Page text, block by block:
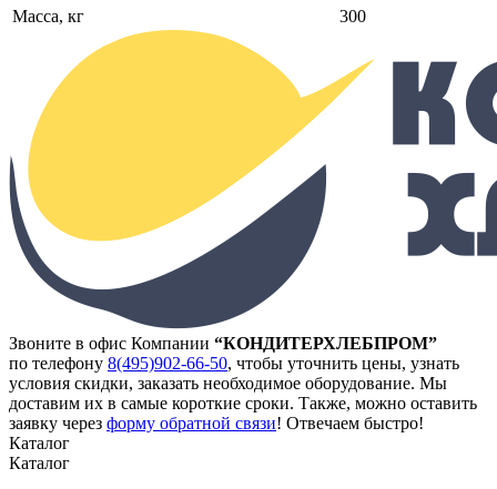
Масса, кг
300
Звоните в офис Компании “КОНДИТЕРХЛЕБПРОМ”
по телефону 8(495)902-66-50, чтобы уточнить цены, узнать
условия скидки, заказать необходимое оборудование. Мы
доставим их в самые короткие сроки. Также, можно оставить
заявку через форму обратной связи! Отвечаем быстро!
Каталог
Каталог